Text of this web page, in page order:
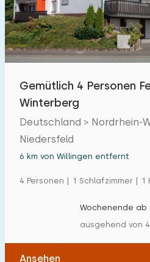
Gemütlich 4 Personen
Winterberg
Deutschland > Nordrhein-
Niedersfeld
6 km von Willingen entfernt
4 Personen | 1 Schlafzimmer | 1
Wochenende ab
ausgehend von
Ansehen